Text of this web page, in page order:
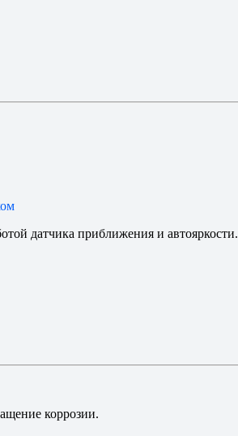
датчика приближения и автояркости.
коррозии.